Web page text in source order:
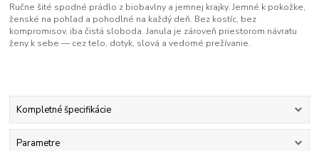
Ručne šité spodné prádlo z biobavlny a jemnej krajky. Jemné k pokožke,
ženské na pohľad a pohodlné na každý deň. Bez kostíc, bez
kompromisov, iba čistá sloboda. Janula je zároveň priestorom návratu
ženy k sebe — cez telo, dotyk, slová a vedomé prežívanie.
Kompletné špecifikácie
Parametre